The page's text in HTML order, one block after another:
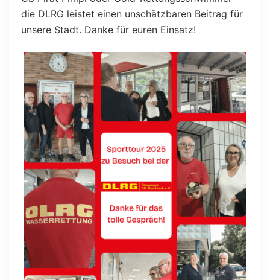
die DLRG leistet einen unschätzbaren Beitrag für
unsere Stadt. Danke für euren Einsatz!